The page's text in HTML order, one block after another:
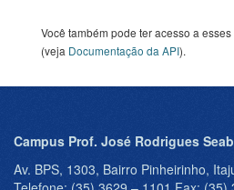
Você também pode ter acesso a
(veja Documentação da API).
Campus Prof. José Rodrigues
Av. BPS, 1303, Bairro Pinheirinho,